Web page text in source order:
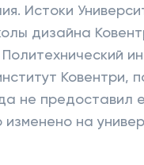
Истоки
дизайна
Ковентри,
не предоставил
на